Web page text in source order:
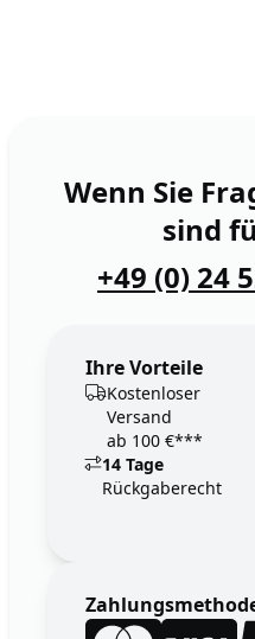
Wenn Sie
sind
+49 (0) 24
Ihre Vorteile
Kostenloser
Versand
ab 100 €***
14 Tage
Rückgaberecht